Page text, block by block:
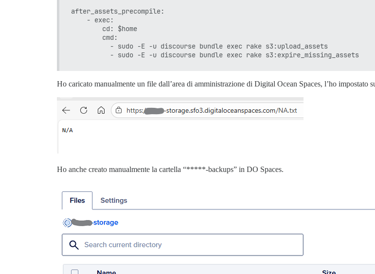
after_assets_precompile:
    - exec:
        cd: $home
        cmd:
          - sudo -E -u discourse bundle exec rake s3:upload_assets
Ho caricato manualmente un file dall’area di amministrazione di Digital Ocean Spaces, l’ho impostato
Ho anche creato manualmente la cartella “*****-backups” in DO Spaces.